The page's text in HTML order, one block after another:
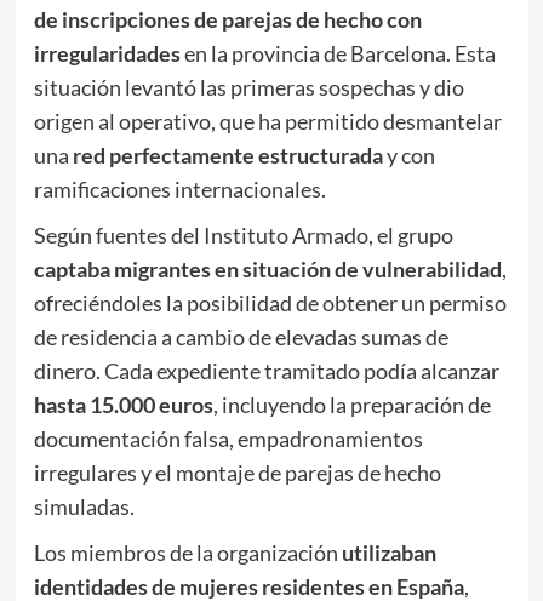
de inscripciones de parejas de hecho con
irregularidadesen la provincia de Barcelona. Esta
situación levantó las primeras sospechas y dio
origen al operativo, que ha permitido desmantelar
una red perfectamente estructuraday con
ramificaciones internacionales.
Según fuentes del Instituto Armado, el grupo
captaba migrantes en situación de vulnerabilidad,
ofreciéndoles la posibilidad de obtener un permiso
de residencia a cambio de elevadas sumas de
dinero. Cada expediente tramitado podía alcanzar
hasta 15.000 euros, incluyendo la preparación de
documentación falsa, empadronamientos
irregulares y el montaje de parejas de hecho
simuladas.
Los miembros de la organización utilizaban
identidades de mujeres residentes en España,